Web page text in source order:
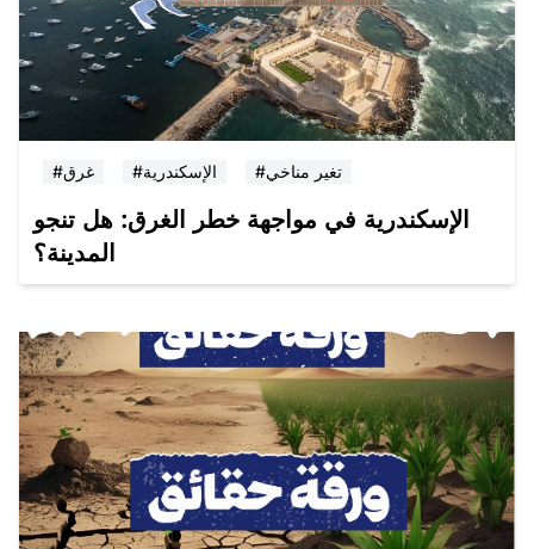
#غرق #الإسكندرية #تغير مناخي
الإسكندرية في مواجهة خطر الغرق: هل تنجو
المدينة؟